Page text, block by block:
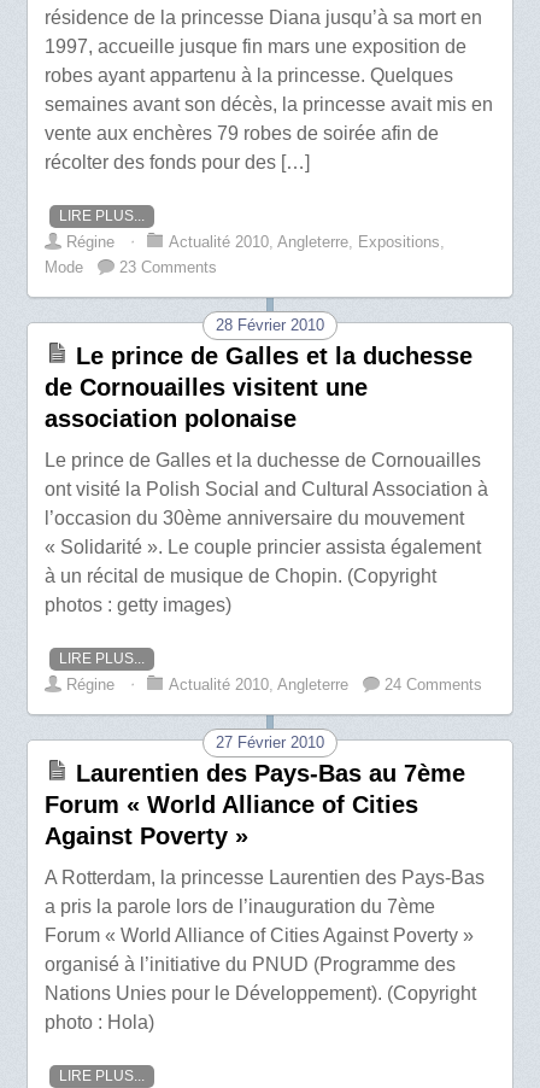
résidence de la princesse Diana jusqu’à sa mort en
1997, accueille jusque fin mars une exposition de
robes ayant appartenu à la princesse. Quelques
semaines avant son décès, la princesse avait mis en
vente aux enchères 79 robes de soirée afin de
récolter des fonds pour des […]
LIRE PLUS...
Régine ⋅ Actualité 2010 ,Angleterre Expositions
Mode
23 Comments
28 Février 2010
Le prince de Galles et la duchesse
de Cornouailles visitent une
association polonaise
Le prince de Galles et la duchesse de Cornouailles
ont visité la Polish Social and Cultural Association à
l’occasion du 30ème anniversaire du mouvement
« Solidarité ». Le couple princier assista également
à un récital de musique de Chopin. (Copyright
photos : getty images)
LIRE PLUS...
Régine ⋅ Actualité 2010,Angleterre 24 Comments
27 Février 2010
Laurentien des Pays-Bas au 7ème
Forum « World Alliance of Cities
Against Poverty »
A Rotterdam, la princesse Laurentien des Pays-Bas
a pris la parole lors de l’inauguration du 7ème
Forum « World Alliance of Cities Against Poverty »
organisé à l’initiative du PNUD (Programme des
Nations Unies pour le Développement). (Copyright
photo : Hola)
LIRE PLUS...